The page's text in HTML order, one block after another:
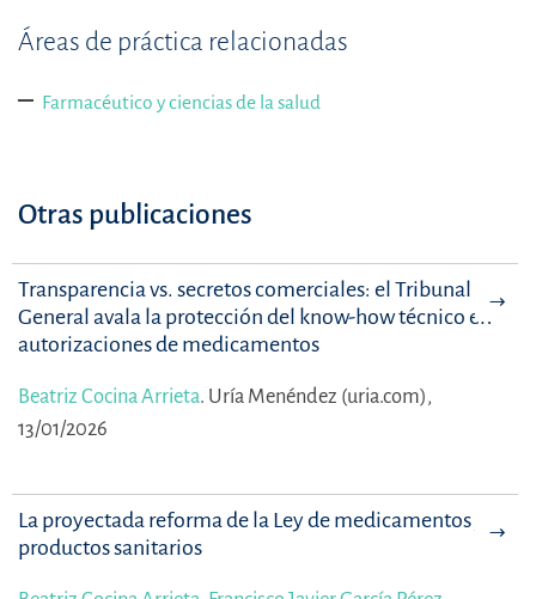
Áreas de práctica relacionadas
Farmacéutico y ciencias de la salud
Otras publicaciones
Transparencia vs. secretos comerciales: el Tribunal
General avala la protección del know-how técnico en
autorizaciones de medicamentos
Beatriz Cocina Arrieta. Uría Menéndez (uria.com),
13/01/2026
La proyectada reforma de la Ley de medicamentos y
productos sanitarios